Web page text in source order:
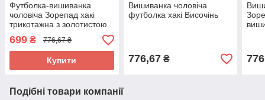
Футболка-вишиванка
чоловіча Зорепад хакі
трикотажна з золотистою
вишивкою короткий рукав
р. L
699 ₴ 776,67 ₴
Купити
Вишиванка чоловіча
футболка хакі Височінь
776,67₴
Подібні товари компанії